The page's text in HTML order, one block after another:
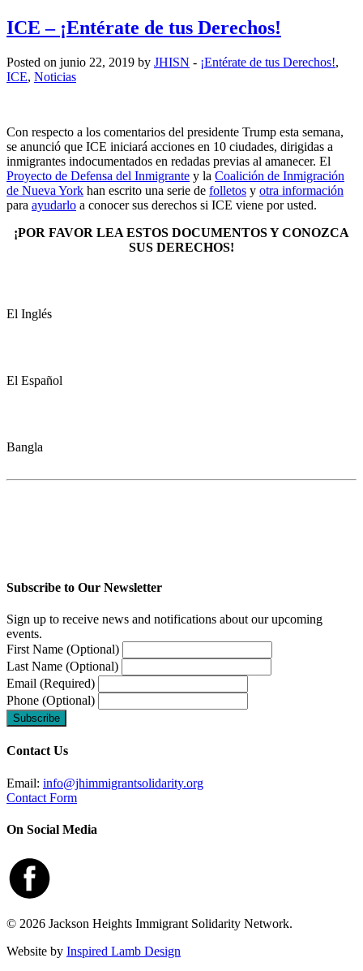
ICE – ¡Entérate de tus Derechos!
Posted on junio 22, 2019 by JHISN - ¡Entérate de tus Derechos!,
ICE, Noticias
Con respecto a los comentarios del presidente Trump esta semana,
se anunció que ICE iniciará acciones en 10 ciudades, dirigidas a
inmigrantes indocumentados en redadas previas al amanecer. El
Proyecto de Defensa del Inmigrante y la Coalición de Inmigración
de Nueva York han escrito una serie de folletos y otra información
para ayudarlo a conocer sus derechos si ICE viene por usted.
¡POR FAVOR LEA ESTOS DOCUMENTOS Y CONOZCA
SUS DERECHOS!
El Inglés
El Español
Bangla
Subscribe to Our Newsletter
Sign up to receive news and notifications about our upcoming
events.
First Name (Optional)
Last Name (Optional)
Email (Required)
Phone (Optional)
Contact Us
Email: info@jhimmigrantsolidarity.org
Contact Form
On Social Media
© 2026 Jackson Heights Immigrant Solidarity Network.
Website by Inspired Lamb Design